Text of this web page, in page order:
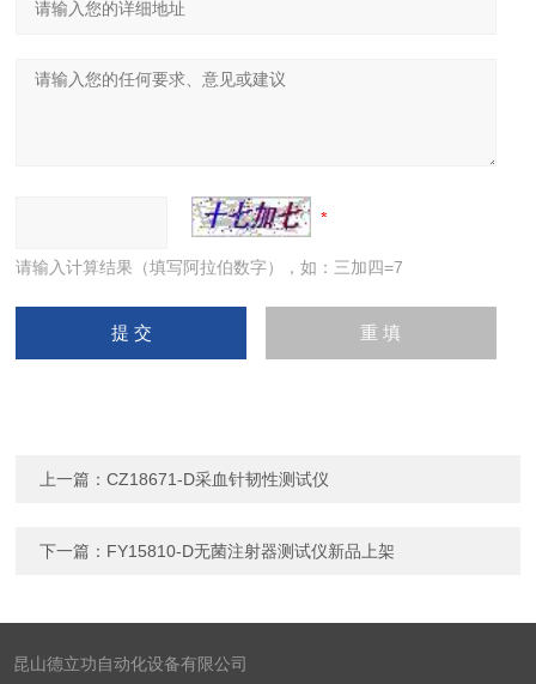
请输入计算结果（填写阿拉伯数字），如：三加四=7
上一篇：CZ18671-D采血针韧性测试仪
下一篇： FY15810-D无菌注射器测试仪新品上架
昆山德立功自动化设备有限公司